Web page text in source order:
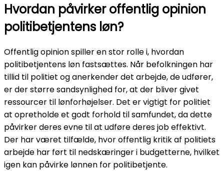
Hvordan påvirker offentlig opinion
politibetjentens løn?
Offentlig opinion spiller en stor rolle i, hvordan
politibetjentens løn fastsættes. Når befolkningen har
tillid til politiet og anerkender det arbejde, de udfører,
er der større sandsynlighed for, at der bliver givet
ressourcer til lønforhøjelser. Det er vigtigt for politiet
at opretholde et godt forhold til samfundet, da dette
påvirker deres evne til at udføre deres job effektivt.
Der har været tilfælde, hvor offentlig kritik af politiets
arbejde har ført til nedskæringer i budgetterne, hvilket
igen kan påvirke lønnen for politibetjente.